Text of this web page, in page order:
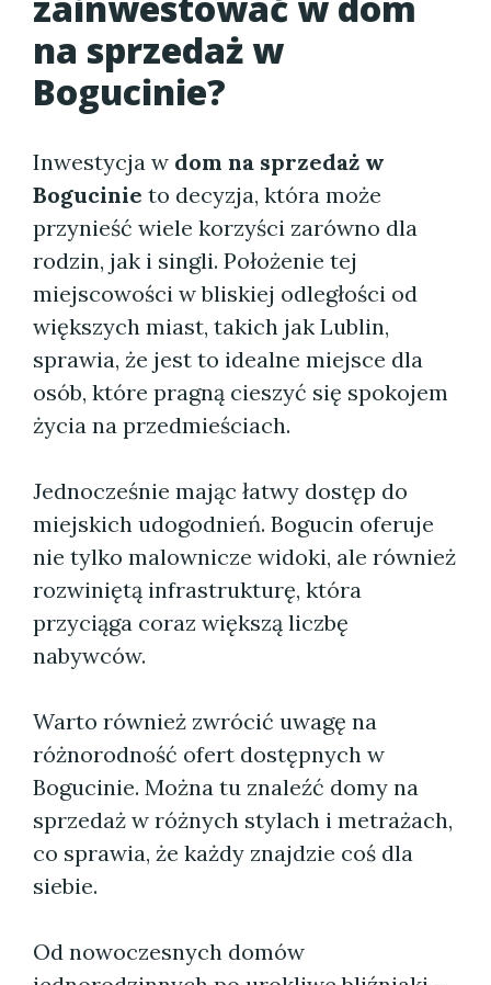
na sprzedaż w
Bogucinie?
Inwestycja w dom na sprzedaż w
Bogucinie to decyzja, która może
przynieść wiele korzyści zarówno dla
rodzin, jak i singli. Położenie tej
miejscowości w bliskiej odległości od
większych miast, takich jak Lublin,
sprawia, że jest to idealne miejsce dla
osób, które pragną cieszyć się spokojem
życia na przedmieściach.
Jednocześnie mając łatwy dostęp do
miejskich udogodnień. Bogucin oferuje
nie tylko malownicze widoki, ale również
rozwiniętą infrastrukturę, która
przyciąga coraz większą liczbę
nabywców.
Warto również zwrócić uwagę na
różnorodność ofert dostępnych w
Bogucinie. Można tu znaleźć domy na
sprzedaż w różnych stylach i metrażach,
co sprawia, że każdy znajdzie coś dla
siebie.
Od nowoczesnych domów